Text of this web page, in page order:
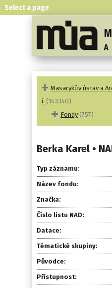
Masarykův ústav a
i. (143340)
Fondy (757)
Berka Karel •
Typ záznamu:
Název fondu:
Značka:
Číslo listu NAD:
Datace:
Tématické skupiny:
Původce:
Přístupnost: